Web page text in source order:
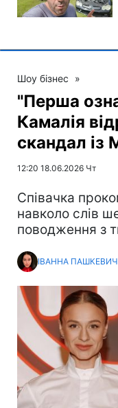
Шоу бізнес »
"Перша
Камалія
скандал із
12:20 18.06.2026 Чт
Співачка
навколо слів
поводження з
ІВАННА ПАШКЕВИЧ